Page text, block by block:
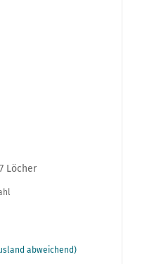
Löcher
abweichend)